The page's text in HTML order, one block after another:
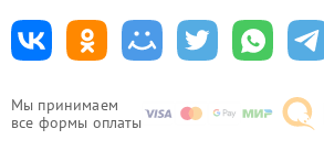
Мы принимаем
все формы оплаты